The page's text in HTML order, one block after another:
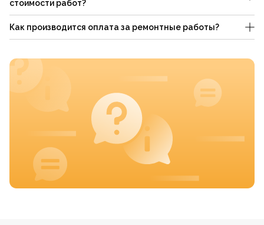
стоимости работ?
Как производится оплата за ремонтные работы?